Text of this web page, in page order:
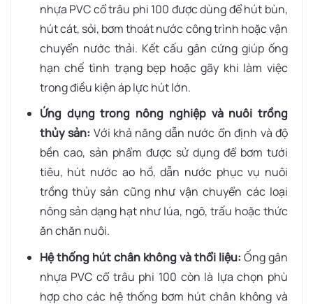
nhựa PVC cổ trâu phi 100 được dùng để hút bùn,
hút cát, sỏi, bơm thoát nước công trình hoặc vận
chuyển nước thải. Kết cấu gân cứng giúp ống
hạn chế tình trạng bẹp hoặc gãy khi làm việc
trong điều kiện áp lực hút lớn.
Ứng dụng trong nông nghiệp và nuôi trồng
thủy sản: Với khả năng dẫn nước ổn định và độ
bền cao, sản phẩm được sử dụng để bơm tưới
tiêu, hút nước ao hồ, dẫn nước phục vụ nuôi
trồng thủy sản cũng như vận chuyển các loại
nông sản dạng hạt như lúa, ngô, trấu hoặc thức
ăn chăn nuôi.
Hệ thống hút chân không và thổi liệu: Ống gân
nhựa PVC cổ trâu phi 100 còn là lựa chọn phù
hợp cho các hệ thống bơm hút chân không và